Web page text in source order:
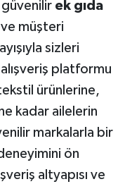
ek gıda
müşteri
sizleri
platformu
ürünlerine,
kadar ailelerin
markalarla bir
ön
altyapısı ve